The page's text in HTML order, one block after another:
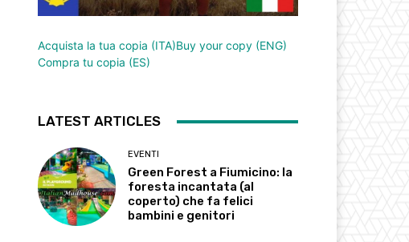
Acquista la tua copia (ITA)Buy your copy (ENG)
Compra tu copia (ES)
LATEST ARTICLES
EVENTI
Green Forest a Fiumicino: la
foresta incantata (al
coperto) che fa felici
bambini e genitori